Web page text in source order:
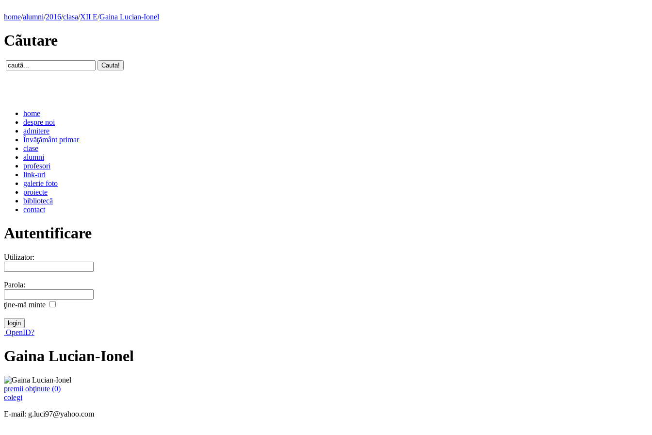
home/alumni/2016/clasa/XII E/Gaina Lucian-Ionel
Cãutare
home
despre noi
admitere
Învăţământ primar
clase
alumni
profesori
link-uri
galerie foto
proiecte
bibliotecă
contact
Autentificare
Utilizator:
Parola:
ţine-mã minte
OpenID?
Gaina Lucian-Ionel
premii obţinute (0)
colegi
E-mail: g.luci97@yahoo.com